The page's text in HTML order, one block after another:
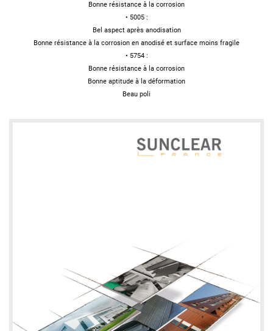
Bonne résistance à la corrosion
• 5005 :
Bel aspect après anodisation
Bonne résistance à la corrosion en anodisé et surface moins fragile
• 5754 :
Bonne résistance à la corrosion
Bonne aptitude à la déformation
Beau poli